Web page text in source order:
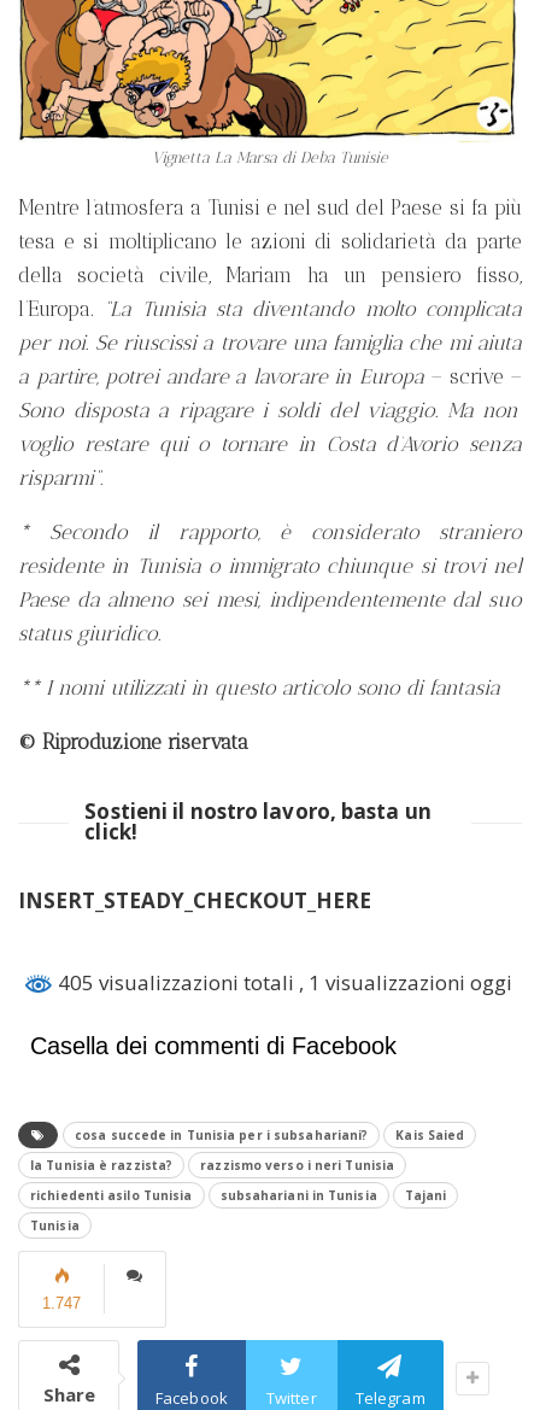
Vignetta La Marsa di Deba Tunisie
Mentre l’atmosfera a Tunisi e nel sud del Paese si fa più
tesa e si moltiplicano le azioni di solidarietà da parte
della società civile, Mariam ha un pensiero fisso,
l’Europa.
“La Tunisia sta diventando molto complicata
per noi. Se riuscissi a trovare una famiglia che mi aiuta
a partire, potrei andare a lavorare in Europa – scrive –
Sono disposta a ripagare i soldi del viaggio. Ma non
voglio restare qui o tornare in Costa d’Avorio senza
risparmi”.
* Secondo il rapporto, è considerato straniero
residente in Tunisia o immigrato chiunque si trovi nel
Paese da almeno sei mesi, indipendentemente dal suo
status giuridico.
** I nomi utilizzati in questo articolo sono di fantasia
© Riproduzione riservata
Sostieni il nostro lavoro, basta un
click!
INSERT_STEADY_CHECKOUT_HERE
405 visualizzazioni totali , 1 visualizzazioni oggi
Casella dei commenti di Facebook
cosa succede in Tunisia per i subsahariani?
Kais Saied
la Tunisia è razzista?
razzismo verso i neri Tunisia
richiedenti asilo Tunisia
subsahariani in Tunisia
Tajani
Tunisia
1.747
Share Facebook Twitter Telegram